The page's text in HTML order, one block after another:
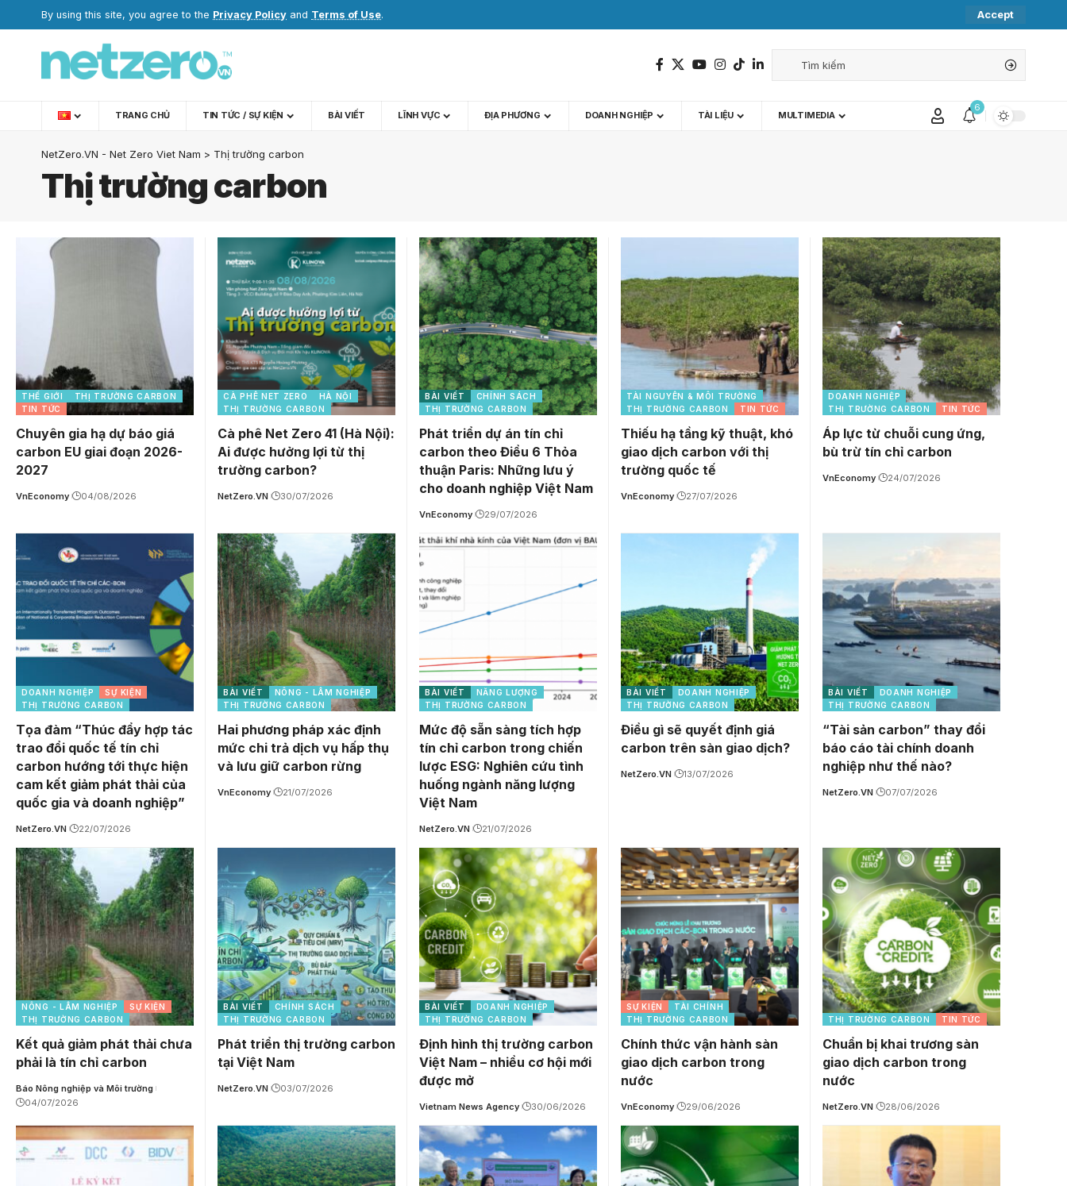
By using this site, you agree to the Privacy Policy and Terms of Use. Accept
TRANG CHỦ TIN TỨC / SỰ KIỆN BÀI VIẾT LĨNH VỰC ĐỊA PHƯƠNG DOANH NGHIỆP TÀI LIỆU MULTIMEDIA
6
NetZero.VN - Net Zero Viet Nam > Thị trường carbon
Thị trường carbon
THẾ GIỚI
THỊ TRƯỜNG CARBON
TIN TỨC
Chuyên gia hạ dự báo giá
carbon EU giai đoạn 2026-
2027
VnEconomy 04/08/2026
CÀ PHÊ NET ZERO
HÀ NỘI
THỊ TRƯỜNG CARBON
Cà phê Net Zero 41 (Hà Nội):
Ai được hưởng lợi từ thị
trường carbon?
NetZero.VN 30/07/2026
BÀI VIẾT
CHÍNH SÁCH
THỊ TRƯỜNG CARBON
Phát triển dự án tín chỉ
carbon theo Điều 6 Thỏa
thuận Paris: Những lưu ý
cho doanh nghiệp Việt Nam
VnEconomy 29/07/2026
TÀI NGUYÊN & MÔI TRƯỜNG
THỊ TRƯỜNG CARBON
TIN TỨC
Thiếu hạ tầng kỹ thuật, khó
giao dịch carbon với thị
trường quốc tế
VnEconomy 27/07/2026
DOANH NGHIỆP
THỊ TRƯỜNG CARBON
TIN TỨC
Áp lực từ chuỗi cung ứng,
bù trừ tín chỉ carbon
VnEconomy 24/07/2026
DOANH NGHIỆP
SỰ KIỆN
THỊ TRƯỜNG CARBON
Tọa đàm “Thúc đẩy hợp tác
trao đổi quốc tế tín chỉ
carbon hướng tới thực hiện
cam kết giảm phát thải của
quốc gia và doanh nghiệp”
NetZero.VN 22/07/2026
BÀI VIẾT
NÔNG - LÂM NGHIỆP
THỊ TRƯỜNG CARBON
Hai phương pháp xác định
mức chi trả dịch vụ hấp thụ
và lưu giữ carbon rừng
VnEconomy 21/07/2026
BÀI VIẾT
NĂNG LƯỢNG
THỊ TRƯỜNG CARBON
Mức độ sẵn sàng tích hợp
tín chỉ carbon trong chiến
lược ESG: Nghiên cứu tình
huống ngành năng lượng
Việt Nam
NetZero.VN 21/07/2026
BÀI VIẾT
DOANH NGHIỆP
THỊ TRƯỜNG CARBON
Điều gì sẽ quyết định giá
carbon trên sàn giao dịch?
NetZero.VN 13/07/2026
BÀI VIẾT
DOANH NGHIỆP
THỊ TRƯỜNG CARBON
“Tài sản carbon” thay đổi
báo cáo tài chính doanh
nghiệp như thế nào?
NetZero.VN 07/07/2026
NÔNG - LÂM NGHIỆP
SỰ KIỆN
THỊ TRƯỜNG CARBON
Kết quả giảm phát thải chưa
phải là tín chỉ carbon
Báo Nông nghiệp và Môi trường
04/07/2026
BÀI VIẾT
CHÍNH SÁCH
THỊ TRƯỜNG CARBON
Phát triển thị trường carbon
tại Việt Nam
NetZero.VN 03/07/2026
BÀI VIẾT
DOANH NGHIỆP
THỊ TRƯỜNG CARBON
Định hình thị trường carbon
Việt Nam – nhiều cơ hội mới
được mở
Vietnam News Agency 30/06/2026
SỰ KIỆN
TÀI CHÍNH
THỊ TRƯỜNG CARBON
Chính thức vận hành sàn
giao dịch carbon trong
nước
VnEconomy 29/06/2026
THỊ TRƯỜNG CARBON TIN TỨC
Chuẩn bị khai trương sàn
giao dịch carbon trong
nước
NetZero.VN 28/06/2026